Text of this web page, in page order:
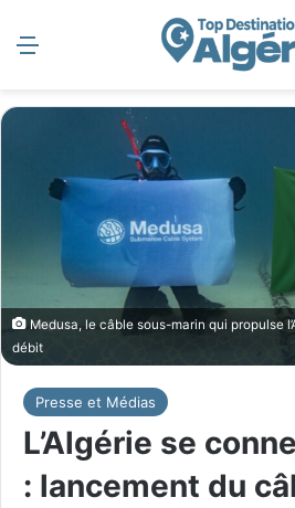
Medusa, le câble sous-marin qui propulse
débit
Presse et Médias
L’Algérie se
: lancement du